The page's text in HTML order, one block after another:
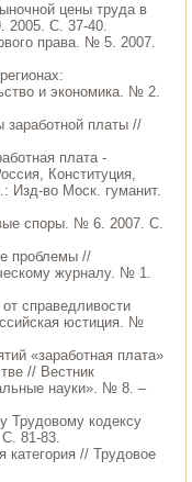
цены труда в
2005. С. 37-40.
права. № 5. 2007.
и экономика. № 2.
платы //
плата -
Конституция,
Изд-во Моск. гуманит.
споры. № 6. 2007. С.
проблемы //
журналу. № 1.
справедливости
юстиция. №
«заработная плата»
// Вестник
науки». № 8. –
Трудовому кодексу
81-83.
категория // Трудовое